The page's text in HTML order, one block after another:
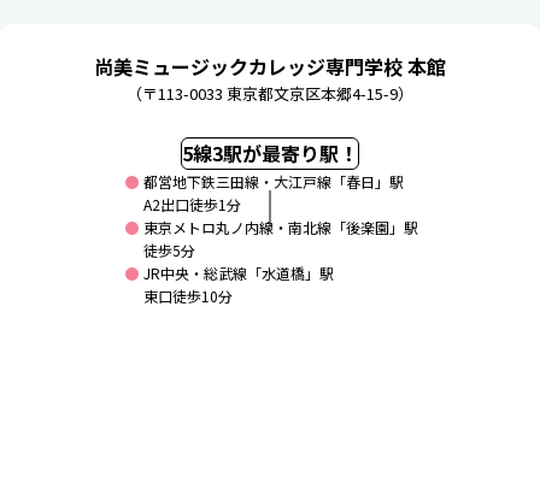
尚美ミュージックカレッジ専門学校 本館
（〒113-0033 東京都文京区本郷4-15-9）
5線3駅が最寄り駅！
都営地下鉄三田線・大江戸線「春日」駅
A2出口徒歩1分
東京メトロ丸ノ内線・南北線「後楽園」駅
徒歩5分
JR中央・総武線「水道橋」駅
東口徒歩10分